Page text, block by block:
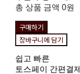
총 상품 금액 0원
구매하기
장바구니에 담기
쉽고 빠른
토스페이 간편결제